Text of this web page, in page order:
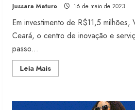
Jussara Maturo 16 de maio de 2023
Em investimento de R$11,5 milhões,
Ceará, o centro de inovação e
passo...
Leia MaisRead
more
no
Sou de Algodão
5 de agosto de 2026